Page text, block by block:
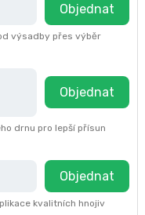
Objednat
výsadby přes výběr
Objednat
drnu pro lepší přísun
Objednat
kvalitních hnojiv